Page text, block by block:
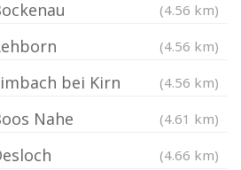
(4.56 km)
(4.56 km)
bei Kirn (4.56 km)
Nahe (4.61 km)
(4.66 km)